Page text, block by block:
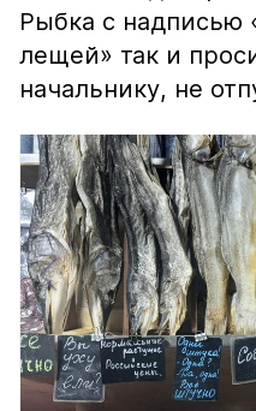
Рыбка с надписью
лещей» так и
начальнику, не